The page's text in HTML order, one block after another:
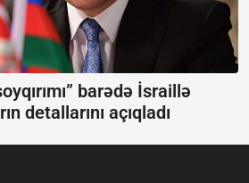
barədə İsraillə
detallarını açıqladı